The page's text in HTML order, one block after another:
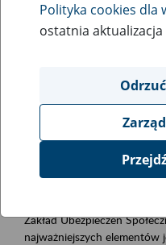
Rodzaj wydarzenia
Szkolenia
obsługa klientów
Event description
Platforma Usług
Zakład Ubezpieczeń
najważniejszych elementów
Polityka cookies dla
ostatnia aktualizacja